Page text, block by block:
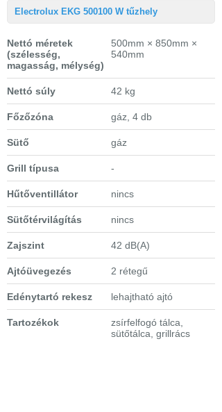
Electrolux EKG 500100 W tűzhely
Nettó méretek
(szélesség,
magasság, mélység)
500mm × 850mm ×
540mm
Nettó súly 42 kg
Főzőzóna gáz, 4 db
Sütő gáz
Grill típusa -
Hűtőventillátor nincs
Sütőtérvilágítás nincs
Zajszint 42 dB(A)
Ajtóüvegezés 2 rétegű
Edénytartó rekesz lehajtható ajtó
Tartozékok
zsírfelfogó tálca,
sütőtálca, grillrács